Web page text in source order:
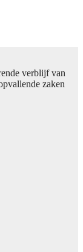
verblijf van
zaken